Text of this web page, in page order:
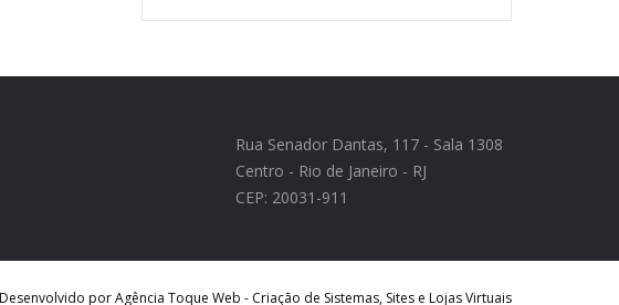
Rua Senador Dantas, 117 - Sala 1308
Centro - Rio de Janeiro - RJ
CEP: 20031-911
Desenvolvido por Agência Toque Web - Criação de Sistemas, Sites e Lojas Virtuais